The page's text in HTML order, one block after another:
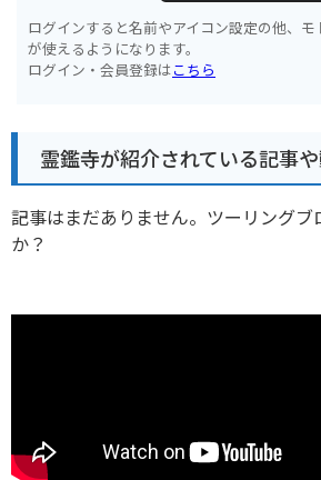
ログインすると名前やアイコン設定の他、
が使えるようになります。
ログイン・会員登録はこちら
霊鑑寺が紹介されている記事
記事はまだありません。ツーリングブ
か？